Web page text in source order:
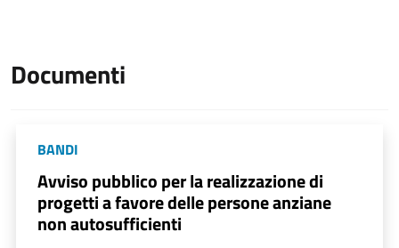
Documenti
BANDI
Avviso pubblico per la realizzazione di
progetti a favore delle persone anziane
non autosufficienti